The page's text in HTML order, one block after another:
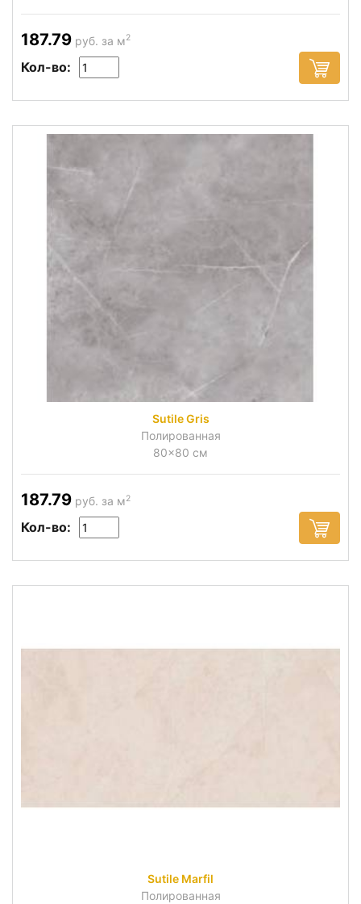
187.79 руб. за м2
Кол-во:
Sutile Gris
Полированная
80x80 см
187.79 руб. за м2
Кол-во:
Sutile Marfil
Полированная